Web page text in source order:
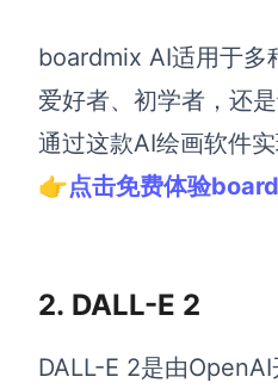
企业版申请试用
满足企业级团队协作和
帮助支持
知识分享社区
探索创意灵感与高效协作
定价
boardmix AI适用于多
爱好者、初学者，还
通过这款AI绘画软件
👉点击免费体验
2. DALL-E 2
DALL-E 2是由OpenAI